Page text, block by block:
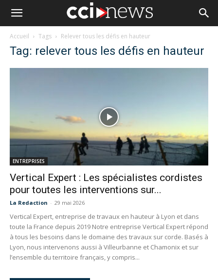
Accueil Tags Relever tous les défis en hauteur
Tag: relever tous les défis en hauteur
ENTREPRISES
Vertical Expert : Les spécialistes cordistes
pour toutes les interventions sur...
La Redaction - 29 mai 2026
Vertical Expert, entreprise de travaux en hauteur à Lyon et dans
toute la France depuis 2019 Notre entreprise Vertical Expert répond
à tous les besoins dans le domaine des travaux sur corde. Basés à
Lyon, nous intervenons aussi à Villeurbanne et Chamonix et sur
l’ensemble du territoire français, y compris...